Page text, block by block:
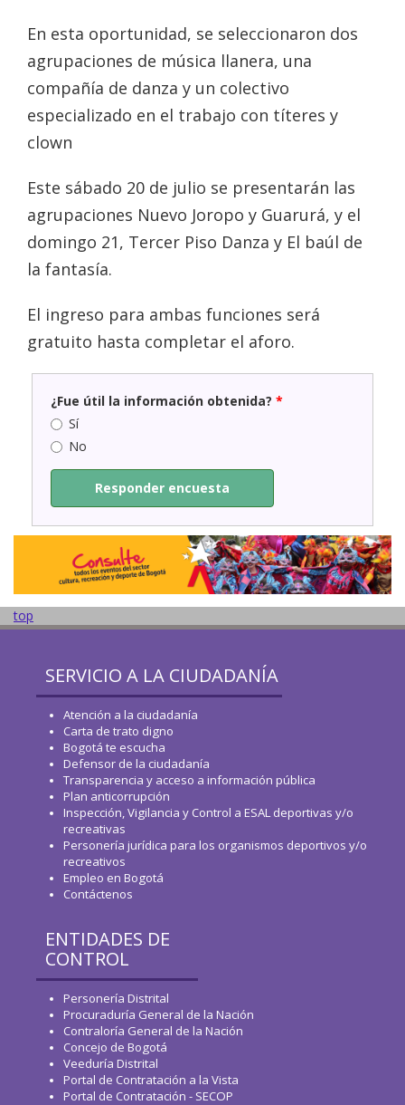
En esta oportunidad, se seleccionaron dos
agrupaciones de música llanera, una
compañía de danza y un colectivo
especializado en el trabajo con títeres y
clown
Este sábado 20 de julio se presentarán las
agrupaciones Nuevo Joropo y Guarurá, y el
domingo 21, Tercer Piso Danza y El baúl de
la fantasía.
El ingreso para ambas funciones será
gratuito hasta completar el aforo.
¿Fue útil la información obtenida? *
Sí
No
Responder encuesta
top
SERVICIO A LA CIUDADANÍA
Atención a la ciudadanía
Carta de trato digno
Bogotá te escucha
Defensor de la ciudadanía
Transparencia y acceso a información pública
Plan anticorrupción
Inspección, Vigilancia y Control a ESAL deportivas y/o
recreativas
Personería jurídica para los organismos deportivos y/o
recreativos
Empleo en Bogotá
Contáctenos
ENTIDADES DE
CONTROL
Personería Distrital
Procuraduría General de la Nación
Contraloría General de la Nación
Concejo de Bogotá
Veeduría Distrital
Portal de Contratación a la Vista
Portal de Contratación - SECOP